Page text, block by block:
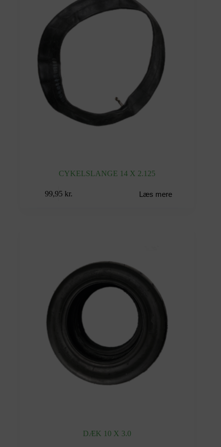
CYKELSLANGE 14 X 2.125
99,95 kr. Læs mere
DÆK 10 X 3.0